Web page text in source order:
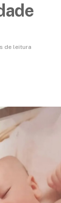
de leitura